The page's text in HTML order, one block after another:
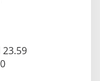
23.59